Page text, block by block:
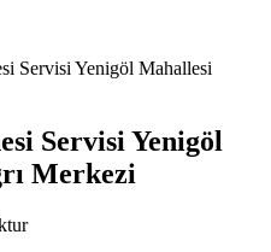
Servisi Yenigöl Mahallesi
Servisi Yenigöl
Merkezi